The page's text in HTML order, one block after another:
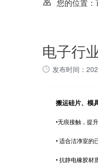
您的位置：
电子行
发布时间：
搬运硅片、模
•无痕接触，提
• 适合洁净室的
• 抗静电橡胶材